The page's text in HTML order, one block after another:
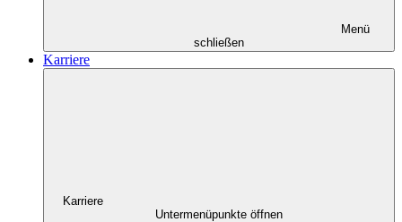
Menü
schließen
Karriere
Karriere
Untermenüpunkte öffnen